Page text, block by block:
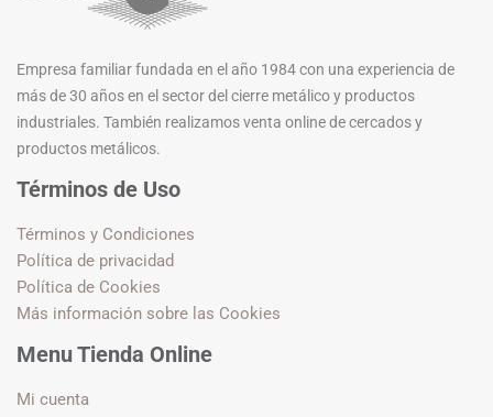
Empresa familiar fundada en el año 1984 con una experiencia de
más de 30 años en el sector del cierre metálico y productos
industriales. También realizamos venta online de cercados y
productos metálicos.
Términos de Uso
Términos y Condiciones
Política de privacidad
Política de Cookies
Más información sobre las Cookies
Menu Tienda Online
Mi cuenta